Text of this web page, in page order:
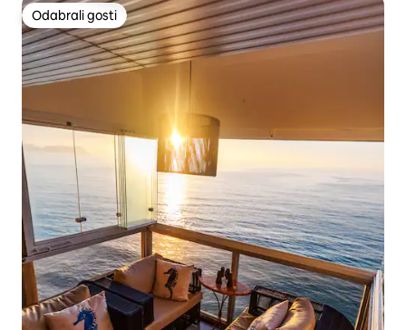
Odabrali gosti
Odabrali gosti